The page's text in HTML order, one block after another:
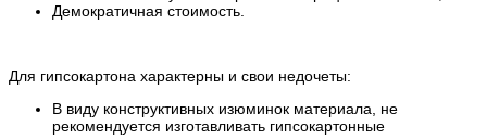
Демократичная стоимость.
Для гипсокартона характерны и свои недочеты:
В виду конструктивных изюминок материала, не
рекомендуется изготавливать гипсокартонные